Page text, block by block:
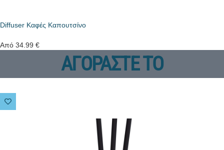
Diffuser Καφές Καπουτσίνο
Από 34.99 €
ΑΓΟΡΑΣΤΕ ΤΟ